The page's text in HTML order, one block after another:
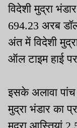
विदेशी मुद्रा
694.23 अरब
अंत में विदेशी
ऑल टाइम हाई
इसके अलावा पांच
मुद्रा भंडार का